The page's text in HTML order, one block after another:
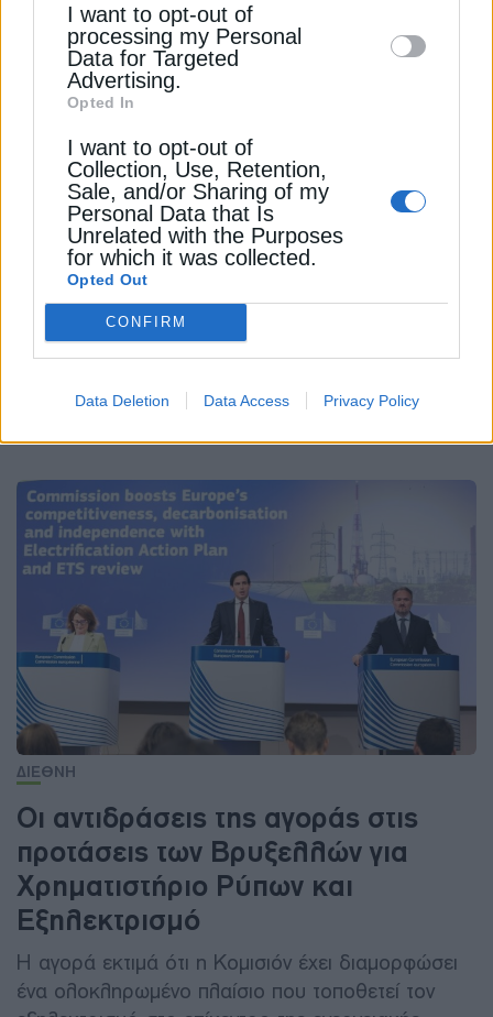
disclose it to other third parties.
I want to opt-out of
processing my Personal
Data for Targeted
Advertising.
Opted In
I want to opt-out of
Collection, Use, Retention,
Sale, and/or Sharing of my
Personal Data that Is
Unrelated with the Purposes
for which it was collected.
Opted Out
CONFIRM
Data Deletion Data Access Privacy Policy
Κομισιόν: Σύσταση στα κράτη μέλη
για τριετή αναβολή εφαρμογής της
νομοθεσίας για το μεθάνιο
Η Κομισιόν κάλεσε τα κράτη-μέλη να μην
επιβάλλουν κυρώσεις για 3 έτη σε εταιρείες που
δεν συμμορφώνονται με τη νομοθεσία για το
ΔΙΕΘΝΗ
Οι αντιδράσεις της αγοράς στις
προτάσεις των Βρυξελλών για
Χρηματιστήριο Ρύπων και
Εξηλεκτρισμό
H αγορά εκτιμά ότι η Κομισιόν έχει διαμορφώσει
ένα ολοκληρωμένο πλαίσιο που τοποθετεί τον